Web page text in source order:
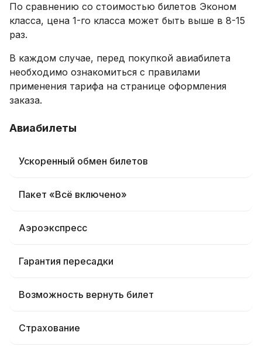
По сравнению со стоимостью билетов Эконом
класса, цена 1-го класса может быть выше в 8-15
раз.
В каждом случае, перед покупкой авиабилета
необходимо ознакомиться с правилами
применения тарифа на странице оформления
заказа.
Авиабилеты
Ускоренный обмен билетов
Пакет «Всё включено»
Аэроэкспресс
Гарантия пересадки
Возможность вернуть билет
Страхование